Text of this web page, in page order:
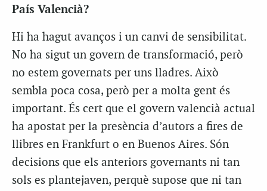
País Valencià?
Hi ha hagut avanços i un canvi de sensibilitat.
No ha sigut un govern de transformació, però
no estem governats per uns lladres. Això
sembla poca cosa, però per a molta gent és
important. És cert que el govern valencià actual
ha apostat per la presència d’autors a fires de
llibres en Frankfurt o en Buenos Aires. Són
decisions que els anteriors governants ni tan
sols es plantejaven, perquè supose que ni tan